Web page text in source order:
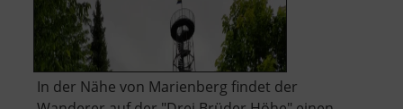
In der Nähe von Marienberg findet der